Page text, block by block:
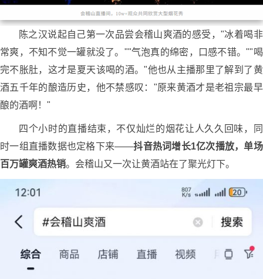
陈之汉说起自己第一次品尝会稽山爽酒的感受，"冰着喝非
常爽，不知不觉一罐就没了。""气泡真的绵密，口感不错。""喝
完不胀肚，这才是夏天该喝的酒。"他也从主播那里了解到了黄
酒五千年的酿造历史，他不禁感叹："原来黄酒才是老祖宗最早
酿的酒啊！"
四个小时的直播结束，不仅灿烂的烟花让人久久回味，同
时一组直播数据也定格下来——抖音热词增长1亿次播放，单场
百万罐爽酒热销。会稽山又一次让黄酒站在了聚光灯下。